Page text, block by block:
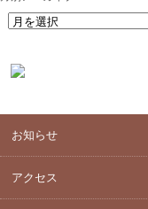
お知らせ
アクセス